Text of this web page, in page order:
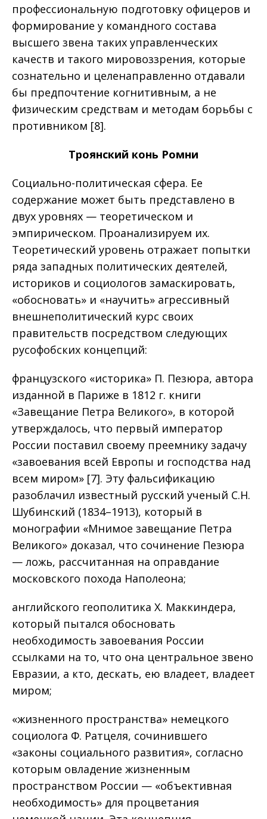
профессиональную подготовку офицеров и
формирование у командного состава
высшего звена таких управленческих
качеств и такого мировоззрения, которые
сознательно и целенаправленно отдавали
бы предпочтение когнитивным, а не
физическим средствам и методам борьбы с
противником [8].
Троянский конь Ромни
Социально-политическая сфера. Ее
содержание может быть представлено в
двух уровнях — теоретическом и
эмпирическом. Проанализируем их.
Теоретический уровень отражает попытки
ряда западных политических деятелей,
историков и социологов замаскировать,
«обосновать» и «научить» агрессивный
внешнеполитический курс своих
правительств посредством следующих
русофобских концепций:
французского «историка» П. Пезюра, автора
изданной в Париже в 1812 г. книги
«Завещание Петра Великого», в которой
утверждалось, что первый император
России поставил своему преемнику задачу
«завоевания всей Европы и господства над
всем миром» [7]. Эту фальсификацию
разоблачил известный русский ученый С.Н.
Шубинский (1834–1913), который в
монографии «Мнимое завещание Петра
Великого» доказал, что сочинение Пезюра
— ложь, рассчитанная на оправдание
московского похода Наполеона;
английского геополитика Х. Маккиндера,
который пытался обосновать
необходимость завоевания России
ссылками на то, что она центральное звено
Евразии, а кто, дескать, ею владеет, владеет
миром;
«жизненного пространства» немецкого
социолога Ф. Ратцеля, сочинившего
«законы социального развития», согласно
которым овладение жизненным
пространством России — «объективная
необходимость» для процветания